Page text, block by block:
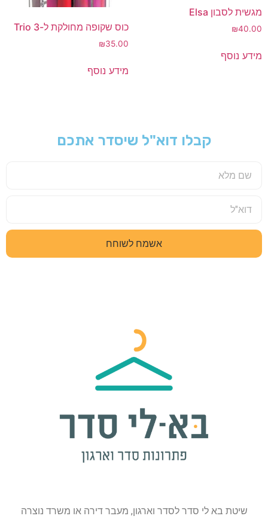
מגשית לסבון Elsa
₪40.00
מידע נוסף
כוס שקופה מחולקת ל-3 Trio
₪35.00
מידע נוסף
קבלו דוא"ל שיסדר אתכם
אשמח לשוחח
שיטת בא לי סדר לסדר וארגון, מעבר דירה או משרד נוצרה